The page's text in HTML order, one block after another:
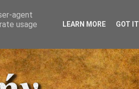
agent
usage
LEARN MORE GOT IT